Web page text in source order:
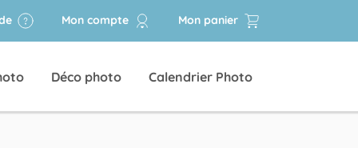
Mon compte Mon panier
Déco photo Calendrier Photo